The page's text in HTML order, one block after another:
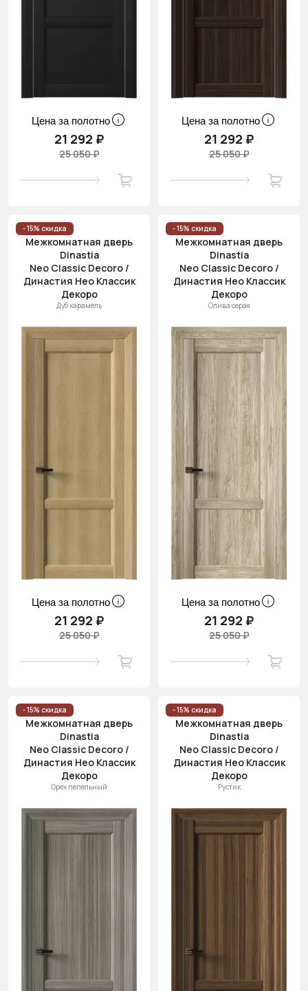
Цена за полотно
21 292 ₽
25 050 ₽
Цена за полотно
21 292 ₽
25 050 ₽
- 15% скидка
Межкомнатная дверь
Dinastia
Neo Classic Decoro /
Династия Нео Классик
Декоро
Дуб карамель
Цена за полотно
21 292 ₽
25 050 ₽
- 15% скидка
Межкомнатная дверь
Dinastia
Neo Classic Decoro /
Династия Нео Классик
Декоро
Олива серая
Цена за полотно
21 292 ₽
25 050 ₽
- 15% скидка
Межкомнатная дверь
Dinastia
Neo Classic Decoro /
Династия Нео Классик
Декоро
Орех пепельный
- 15% скидка
Межкомнатная дверь
Dinastia
Neo Classic Decoro /
Династия Нео Классик
Декоро
Рустик